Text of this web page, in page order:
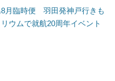
月臨時便 羽田発神戸行きも
ウムで就航20周年イベント